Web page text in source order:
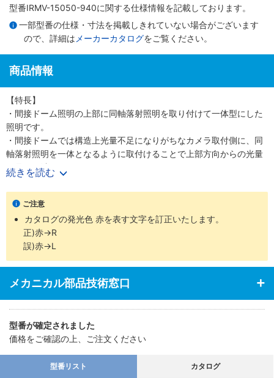
型番IRMV-15050-940に関する仕様情報を記載しております。
一部型番の仕様・寸法を掲載しきれていない場合がございます
ので、詳細は メーカーカタログをご覧ください。
商品情報
【特長】
・間接ドーム照明の上部に同軸落射照明を取り付けて一体型にした
照明です。
・間接ドームでは構造上光量不足になりがちなカメラ取付側に、同
軸落射照明を一体となるように取付けることで上部方向からの光量
不足を解消。
・全方向からの無影拡散均一光での照射が可能になりました。
・ドーム照明と同軸照明の2つの照明は完全に独立しています。
・調光制御、点灯のON／OFF制御も自由な設定に対応します。
・被写体や撮像視野の大きさにより小型、中型、大型の3タイプを
揃えています。
・対象視野の大きさ、諸条件などにより選択ください。
・赤・白・青・緑・赤外・紫外色を標準で揃えています。ドーム照
応じた発光色の選択にもすぐ対応できます。
【用途】
・金属製品などの表面検査など。
続きを読む
ご注意
カタログの発光色 赤を表す文字を訂正いたします。
正)赤→R
誤)赤→L
メカニカル部品技術窓口
型番が確定されました
価格をご確認の上、ご注文ください
型番リスト カタログ